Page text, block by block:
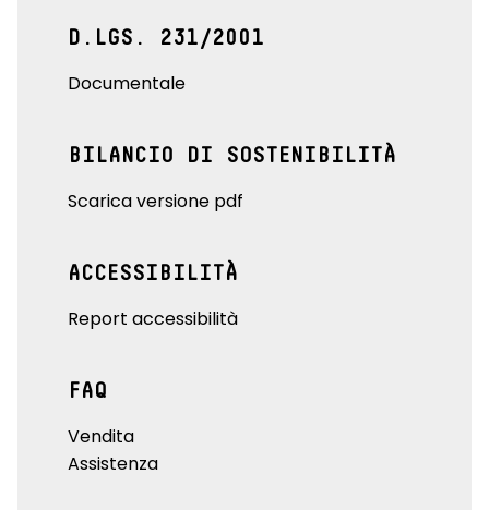
D.LGS. 231/2001
Documentale
BILANCIO DI SOSTENIBILITÀ
Scarica versione pdf
ACCESSIBILITÀ
Report accessibilità
FAQ
Vendita
Assistenza